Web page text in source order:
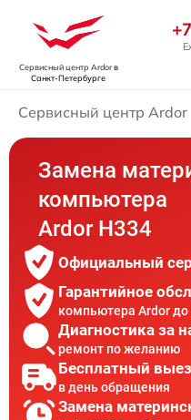
Сервисный центр Ardorв
Санкт-Петербурге
Сервисный центр Ardor
Замена
компьютера
Ardor H334
Официальный
Гарантийное
компьютера Ardor до
Диагностика за
ремонт по желанию
Бесплатный
в день обращения
Замена